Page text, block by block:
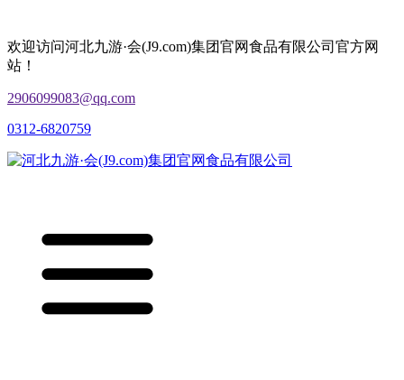
欢迎访问河北九游·会(J9.com)集团官网食品有限公司官方网
站！
2906099083@qq.com
0312-6820759